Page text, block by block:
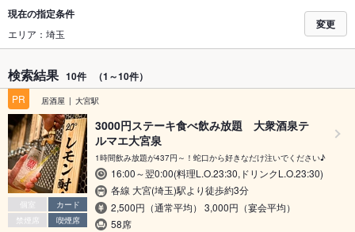
現在の指定条件
エリア：埼玉
変更
検索結果 10件 （1～10件）
PR 居酒屋 大宮駅
個室
カード
禁煙席
喫煙席
3000円ステーキ食べ飲み放題 大衆酒泉テ
ルマエ大宮泉
1時間飲み放題が437円～！蛇口から好きなだけ注いでください♪
16:00～翌0:00(料理L.O.23:30,ドリンクL.O.23:30)
各線 大宮(埼玉)駅より徒歩約3分
2,500円（通常平均） 3,000円（宴会平均）
58席